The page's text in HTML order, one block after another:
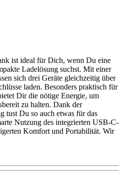
ist ideal für Dich, wenn Du eine
Ladelösung suchst. Mit einer
sich drei Geräte gleichzeitig über
laden. Besonders praktisch für
Dir die nötige Energie, um
zu halten. Dank der
tust Du so auch etwas für das
Nutzung des integrierten USB-C-
Komfort und Portabilität. Wir